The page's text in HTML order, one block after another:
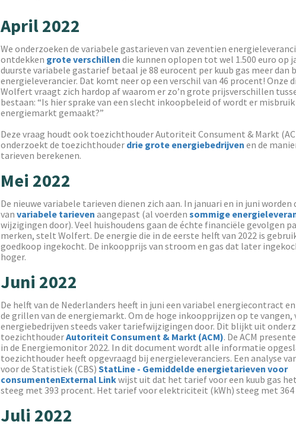
April 2022
We onderzoeken de variabele gastarieven van zeventien
ontdekken grote verschillen die kunnen oplopen tot wel 1.500 euro op
duurste variabele gastarief betaal je 88 eurocent per kuub gas meer dan
energieleverancier. Dat komt neer op een verschil van 46 procent! Onze
Wolfert vraagt zich hardop af waarom er zo’n grote prijsverschillen
bestaan: “Is hier sprake van een slecht inkoopbeleid of wordt er
energiemarkt gemaakt?”
Deze vraag houdt ook toezichthouder Autoriteit Consument & Markt
onderzoekt de toezichthouder drie grote energiebedrijven en de
tarieven berekenen.
Mei 2022
De nieuwe variabele tarieven dienen zich aan. In januari en in juni worden
van variabele tarieven aangepast (al voerden sommige
wijzigingen door). Veel huishoudens gaan de échte financiële gevolgen
merken, stelt Wolfert. De energie die in de eerste helft van 2022 is
goedkoop ingekocht. De inkoopprijs van stroom en gas dat later
hoger.
Juni 2022
De helft van de Nederlanders heeft in juni een variabel energiecontract
de grillen van de energiemarkt. Om de hoge inkoopprijzen op te vangen,
energiebedrijven steeds vaker tariefwijzigingen door. Dit blijkt uit
toezichthouderAutoriteit Consument & Markt (ACM). De ACM
in de Energiemonitor 2022. In dit document wordt alle informatie
toezichthouder heeft opgevraagd bij energieleveranciers. Een analyse
voor de Statistiek (CBS) StatLine - Gemiddelde energietarieven voor
consumentenExternal Linkwijst uit dat het tarief voor een kuub gas
steeg met 393 procent. Het tarief voor elektriciteit (kWh) steeg met
Juli 2022